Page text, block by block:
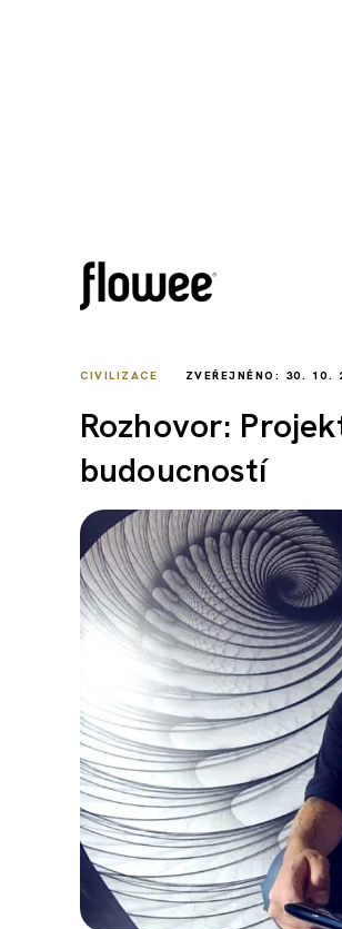
CIVILIZACE ZVEŘEJNĚNO: 30. 10.
Rozhovor:
budoucností